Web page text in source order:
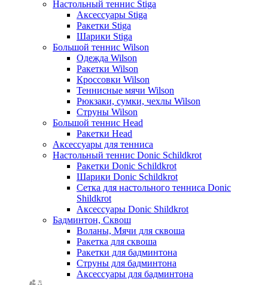
Настольный теннис Stiga
Аксессуары Stiga
Ракетки Stiga
Шарики Stiga
Большой теннис Wilson
Одежда Wilson
Ракетки Wilson
Кроссовки Wilson
Теннисные мячи Wilson
Рюкзаки, сумки, чехлы Wilson
Струны Wilson
Большой теннис Head
Ракетки Head
Аксессуары для тенниса
Настольный теннис Donic Schildkrot
Ракетки Donic Schildkrot
Шарики Donic Schildkrot
Сетка для настольного тенниса Donic
Shildkrot
Аксессуары Donic Shildkrot
Бадминтон, Сквош
Воланы, Мячи для сквоша
Ракетка для сквоша
Ракетки для бадминтона
Струны для бадминтона
Аксессуары для бадминтона